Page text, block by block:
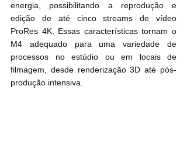
energia, possibilitando a reprodução e
edição de até cinco streams de vídeo
ProRes 4K. Essas características tornam o
M4 adequado para uma variedade de
processos no estúdio ou em locais de
filmagem, desde renderização 3D até pós-
produção intensiva.